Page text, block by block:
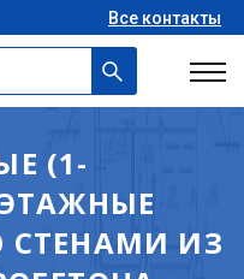
Все контакты
(1-
ИЗ